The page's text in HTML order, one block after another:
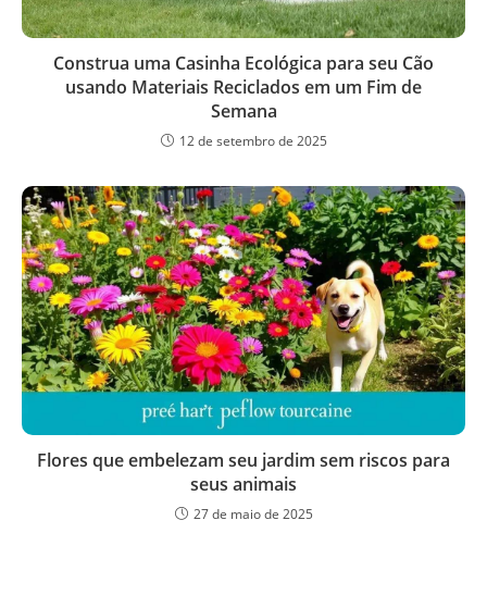
Construa uma Casinha Ecológica para seu Cão
usando Materiais Reciclados em um Fim de
Semana
12 de setembro de 2025
Flores que embelezam seu jardim sem riscos para
seus animais
27 de maio de 2025